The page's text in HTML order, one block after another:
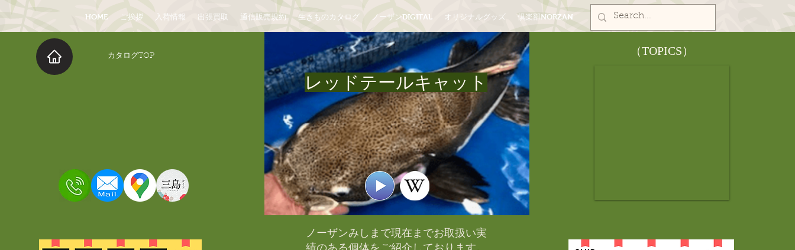
HOME ご挨拶 入荷情報 出張買取 通信販売規約 生きものカタログ ノーザンDIGITAL オリジナルグッズ 倶楽部NORZAN
​カタログTOP
レッドテールキャット
​（TOPICS）
ノーザンみしまで現在までお取扱い実
績のある個体をご紹介しております。​